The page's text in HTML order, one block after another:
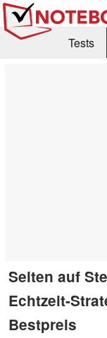
Tests
Selten auf
Echtzeit-
Bestpreis